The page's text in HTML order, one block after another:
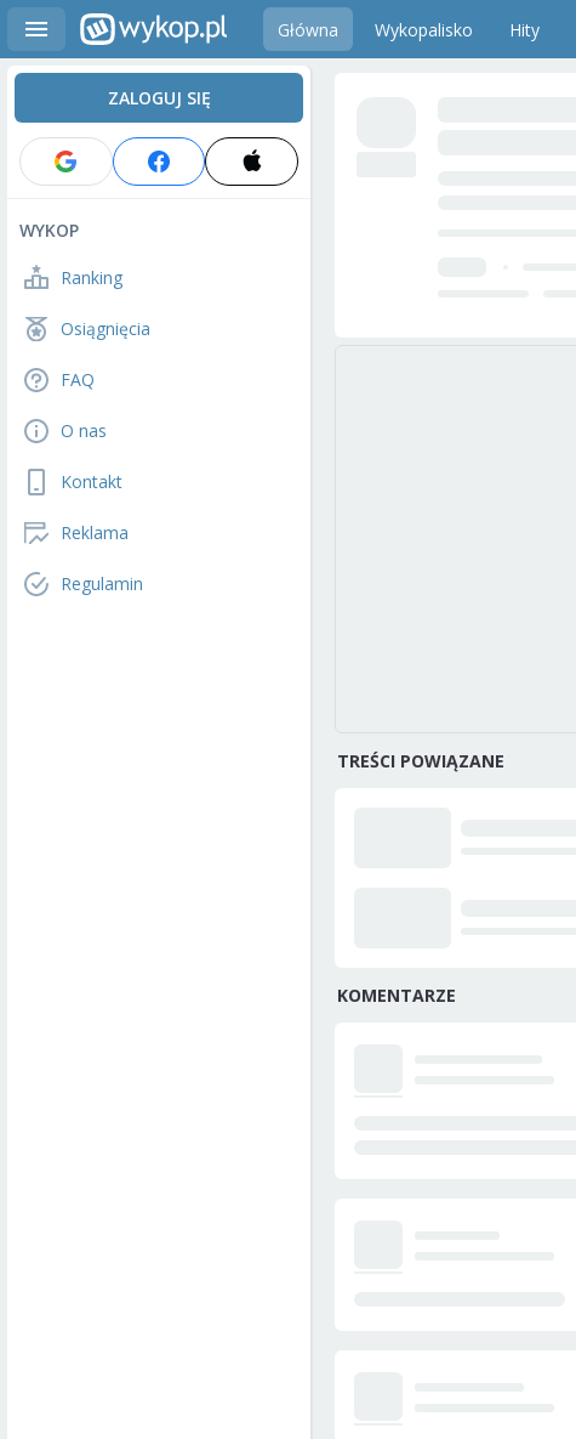
Główna Wykopalisko Hity
ZALOGUJ SIĘ
WYKOP
Ranking
Osiągnięcia
FAQ
O nas
Kontakt
Reklama
Regulamin
TREŚCI POWIĄZANE
KOMENTARZE